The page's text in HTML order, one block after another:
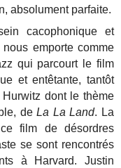
absolument parfaite.
cacophonique et
emporte comme
qui parcourt le film
et entêtante, tantôt
dont le thème
deLa La Land. La
film de désordres
se sont rencontrés
à Harvard. Justin